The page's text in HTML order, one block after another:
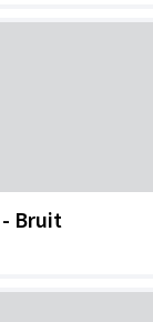
- Bruit